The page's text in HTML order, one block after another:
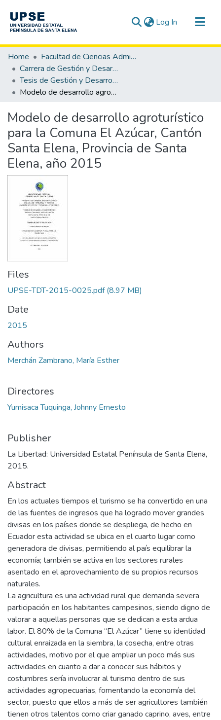
Log In (current)
Communities & Collections
All of DSpace
Statistics
Home
Facultad de Ciencias Administrativas
Carrera de Gestión y Desarrollo Turístico
Tesis de Gestión y Desarrollo Turístico
Modelo de desarrollo agroturístico para la Comuna El Azúcar, Cantón Santa Elena, Provincia de Santa Elena, año 2015
Modelo de desarrollo agroturístico
para la Comuna El Azúcar, Cantón
Santa Elena, Provincia de Santa
Elena, año 2015
Files
UPSE-TDT-2015-0025.pdf(8.97 MB)
Date
2015
Authors
Merchán Zambrano, María Esther
Directores
Yumisaca Tuquinga, Johnny Ernesto
Publisher
La Libertad: Universidad Estatal Península de Santa Elena,
2015.
Abstract
En los actuales tiempos el turismo se ha convertido en una
de las fuentes de ingresos que ha logrado mover grandes
divisas en los países donde se despliega, de hecho en
Ecuador esta actividad se ubica en el cuarto lugar como
generadora de divisas, permitiendo al país equilibrar la
economía; también se activa en los sectores rurales
asentado en el aprovechamiento de su propios recursos
naturales.
La agricultura es una actividad rural que demanda severa
participación en los habitantes campesinos, siendo digno de
valorar a aquellas personas que se dedican a esta ardua
labor. El 80% de la Comuna “El Azúcar” tiene su identidad
cultural enraizada en la siembra, la cosecha, entre otras
actividades, motivo por el que ampliar un poco más sus
actividades en cuanto a dar a conocer sus hábitos y
costumbres sería involucrar al turismo dentro de sus
actividades agropecuarias, fomentando la economía del
sector, puesto que ellos a más de ser agricultores también
tienen otros talentos como criar ganado caprino, aves, entre